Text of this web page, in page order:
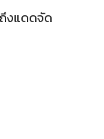
งแดดจัด